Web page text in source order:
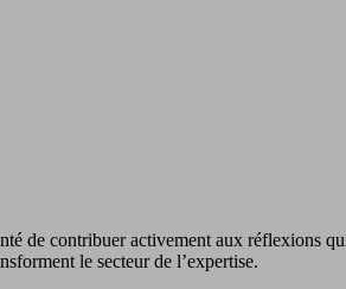
contribuer activement aux réflexions
le secteur de l’expertise.